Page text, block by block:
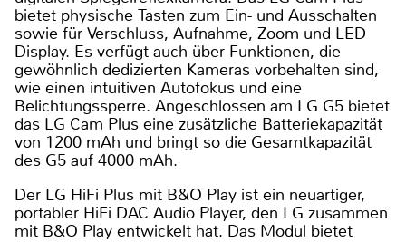
bietet physische Tasten zum Ein- und Ausschalten
sowie für Verschluss, Aufnahme, Zoom und LED
Display. Es verfügt auch über Funktionen, die
gewöhnlich dedizierten Kameras vorbehalten sind,
wie einen intuitiven Autofokus und eine
Belichtungssperre. Angeschlossen am LG G5 bietet
das LG Cam Plus eine zusätzliche Batteriekapazität
von 1200 mAh und bringt so die Gesamtkapazität
des G5 auf 4000 mAh.
Der LG HiFi Plus mit B&O Play ist ein neuartiger,
portabler HiFi DAC Audio Player, den LG zusammen
mit B&O Play entwickelt hat. Das Modul bietet